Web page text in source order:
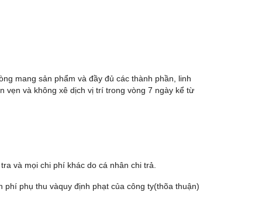
mang sản phẩm và đầy đủ các thành phần, linh
vẹn và không xê dịch vị trí trong vòng 7 ngày kể từ
và mọi chi phí khác do cá nhân chi trả.
phụ thu vàquy định phạt của công ty(thõa thuận)